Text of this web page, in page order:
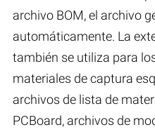
archivo BOM, el archivo
automáticamente. La
también se utiliza para
materiales de captura
archivos de lista de
PCBoard, archivos de